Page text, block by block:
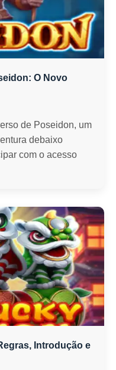
O Novo
de Poseidon, um
debaixo
com o acesso
Introdução e